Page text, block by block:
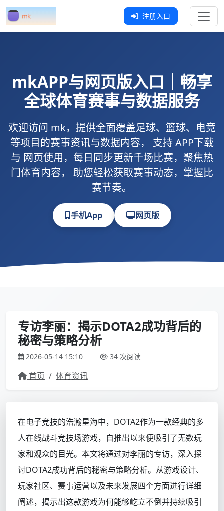
注册入口
mkAPP与网页版入口｜畅享
全球体育赛事与数据服务
欢迎访问 mk，提供全面覆盖足球、篮球、电竞
等项目的赛事资讯与数据内容， 支持APP下载
与 网页使用，每日同步更新千场比赛，聚焦热
门体育内容， 助您轻松获取赛事动态，掌握比
赛节奏。
手机App 网页版
专访李丽：揭示DOTA2成功背后的
秘密与策略分析
2026-05-14 15:10 34 次阅读
首页 / 体育资讯
在电子竞技的浩瀚星海中，DOTA2作为一款经典的多
人在线战斗竞技场游戏，自推出以来便吸引了无数玩
家和观众的目光。本文将通过对李丽的专访，深入探
讨DOTA2成功背后的秘密与策略分析。从游戏设计、
玩家社区、赛事运营以及未来发展四个方面进行详细
阐述，揭示出这款游戏为何能够屹立不倒并持续吸引